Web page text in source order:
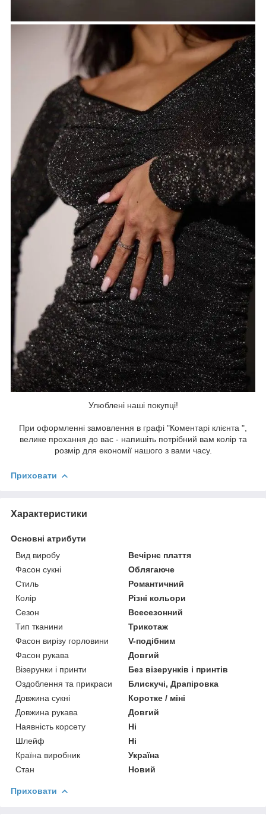
Улюблені наші покупці!
При оформленні замовлення в графі "Коментарі клієнта ",
велике прохання до вас - напишіть потрібний вам колір та
розмір для економії нашого з вами часу.
Приховати
Характеристики
Основні атрибути
Вид виробу
Вечірнє плаття
Фасон сукні
Облягаюче
Стиль
Романтичний
Колір
Різні кольори
Сезон
Всесезонний
Тип тканини
Трикотаж
Фасон вирізу горловини
V-подібним
Фасон рукава
Довгий
Візерунки і принти
Без візерунків і принтів
Оздоблення та прикраси
Блискучі, Драпіровка
Довжина сукні
Коротке / міні
Довжина рукава
Довгий
Наявність корсету
Ні
Шлейф
Ні
Країна виробник
Україна
Стан
Новий
Приховати